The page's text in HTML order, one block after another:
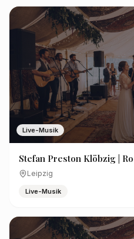
Live-Musik
Stefan Preston Klöbzig |
Radio Preston Air, Tom
Livemusik
Leipzig
Live-Musik